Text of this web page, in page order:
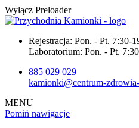
Wyłącz Preloader
Rejestracja: Pon. - Pt. 7:30-
Laboratorium: Pon. - Pt.
885 029 029
kamionki@centrum-
MENU
Pomiń nawigacje